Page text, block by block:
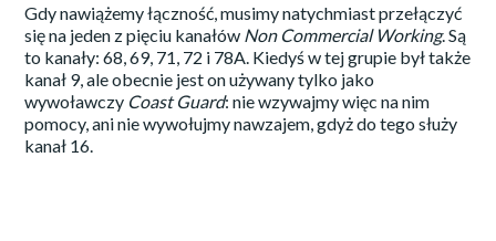
Gdy nawiążemy łączność, musimy natychmiast przełączyć
się na jeden z pięciu kanałów Non Commercial Working. Są
to kanały: 68, 69, 71, 72 i 78A. Kiedyś w tej grupie był także
kanał 9, ale obecnie jest on używany tylko jako
wywoławczy Coast Guard: nie wzywajmy więc na nim
pomocy, ani nie wywołujmy nawzajem, gdyż do tego służy
kanał 16.